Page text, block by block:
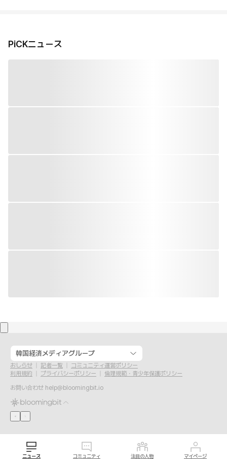
PiCKニュース
韓国経済メディアグループ
おしらせ 記者一覧
コミュニティ運営ポリシー
利用規約
プライバシーポリシー
倫理規範・青少年保護ポリシー
お問い合わせ help@bloomingbit.io
ニュース コミュニティ 注目の人物 マイページ